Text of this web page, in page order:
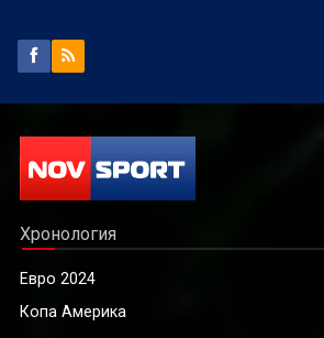
Хронология
Евро 2024
Копа Америка